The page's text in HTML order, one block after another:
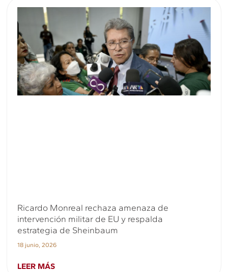
Ricardo Monreal rechaza amenaza de
intervención militar de EU y respalda
estrategia de Sheinbaum
18 junio, 2026
LEER MÁS